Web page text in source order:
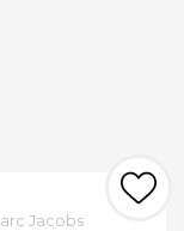
Jacobs